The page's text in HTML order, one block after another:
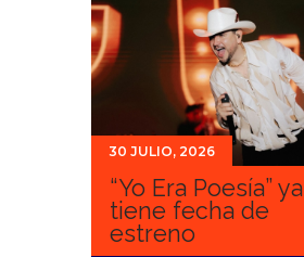
Estaciones
Eventos
Promociones
Para ti
Contacto
30 JULIO, 2026
“Yo Era Poesía” ya
tiene fecha de
estreno